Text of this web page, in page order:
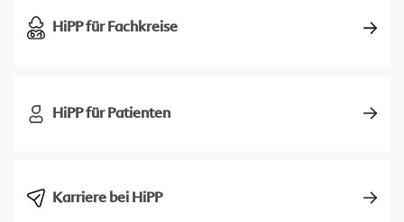
HiPP für Fachkreise
HiPP für Patienten
Karriere bei HiPP